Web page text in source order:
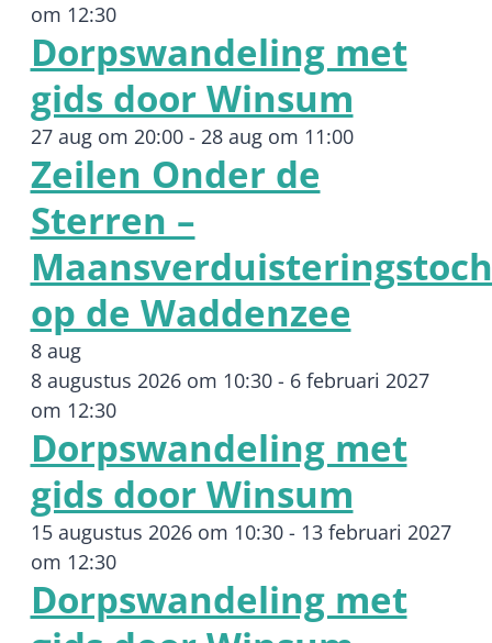
om 12:30
Dorpswandeling met
gids door Winsum
27 aug om 20:00- 28 aug om 11:00
Zeilen Onder de
Sterren –
op de Waddenzee
8 aug
8 augustus 2026 om 10:30- 6 februari 2027
om 12:30
Dorpswandeling met
gids door Winsum
15 augustus 2026 om 10:30- 13 februari 2027
om 12:30
Dorpswandeling met